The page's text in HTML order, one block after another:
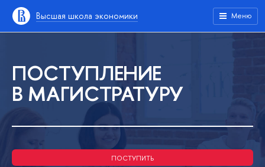
Высшая школа экономики Меню
ПОСТУПЛЕНИЕ
В МАГИСТРАТУРУ
ПОСТУПИТЬ